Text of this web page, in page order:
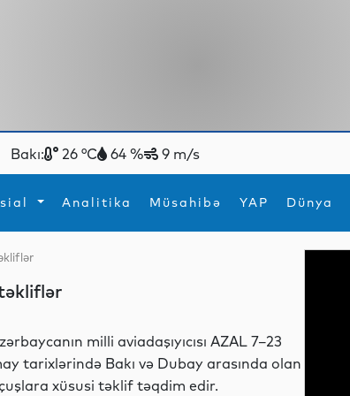
Bakı: 26 °C 64 % 9 m/s
Analitika Müsahibə YAP Dünya
İdmanYeni texnologiyalar
milli aviadaşıyıcısı AZAL 7–23
tarixlərində Bakı və Dubay arasında olan
xüsusi təklif təqdim edir.